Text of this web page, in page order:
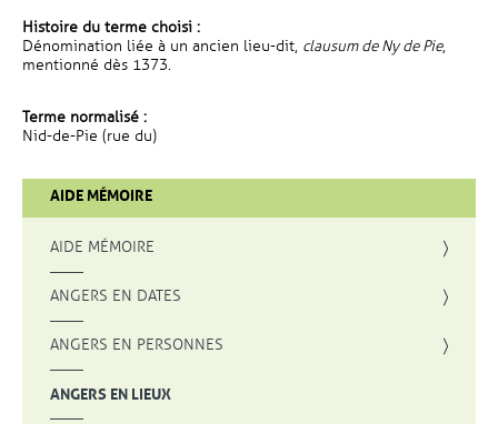
Histoire du terme choisi :
Dénomination liée à un ancien lieu-dit, clausum de Ny de Pie,
mentionné dès 1373.
Terme normalisé :
Nid-de-Pie (rue du)
AIDE MÉMOIRE
AIDE MÉMOIRE
ANGERS EN DATES
ANGERS EN PERSONNES
ANGERS EN LIEUX